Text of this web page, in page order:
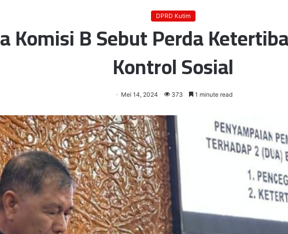
DPRD Kutim
Komisi B Sebut Perda
Kontrol Sosial
Mei 14, 2024 373 1 minute read